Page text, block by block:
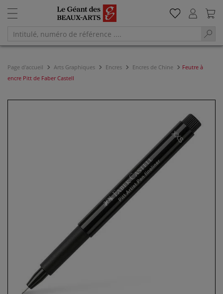
Page d'accueil Arts Graphiques Encres Encres de Chine
Feutre à
encre Pitt de Faber Castell